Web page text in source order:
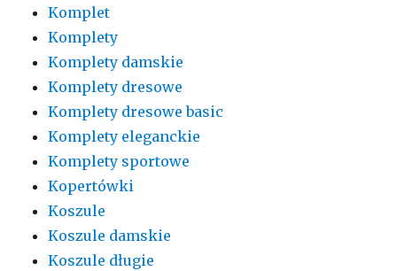
Komplet
Komplety
Komplety damskie
Komplety dresowe
Komplety dresowe basic
Komplety eleganckie
Komplety sportowe
Kopertówki
Koszule
Koszule damskie
Koszule długie